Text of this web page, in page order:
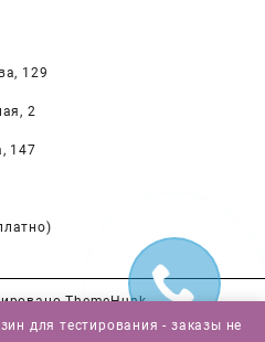
129
2
147
ThemeHunk
для тестирования - заказы не